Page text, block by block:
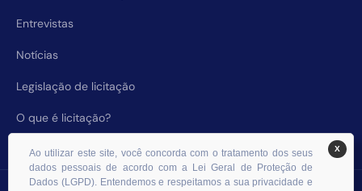
Entrevistas
Notícias
Legislação de licitação
O que é licitação?
X
Ao utilizar este site, você concorda com o tratamento dos seus
dados pessoais de acordo com a Lei Geral de Proteção de
Dados (LGPD). Entendemos e respeitamos a sua privacidade e